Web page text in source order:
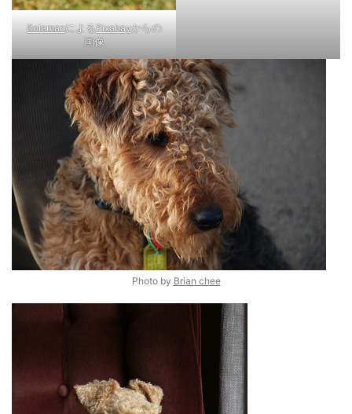
RolamanによるPixabayからの
画像
Photo by Brian chee